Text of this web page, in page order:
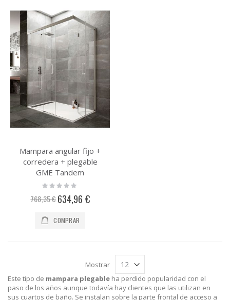
Mampara angular fijo +
corredera + plegable
GME Tandem
Rating:
0%
768,35 € Precio
especial
634,96 €
COMPRAR
Mostrar
Este tipo de mampara plegable ha perdido popularidad con el
paso de los años aunque todavía hay clientes que las utilizan en
sus cuartos de baño. Se instalan sobre la parte frontal de acceso a